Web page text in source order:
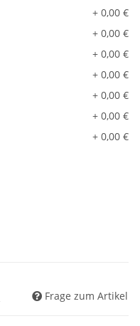
+ 0,00 €
+ 0,00 €
+ 0,00 €
+ 0,00 €
+ 0,00 €
+ 0,00 €
+ 0,00 €
Frage zum Artikel